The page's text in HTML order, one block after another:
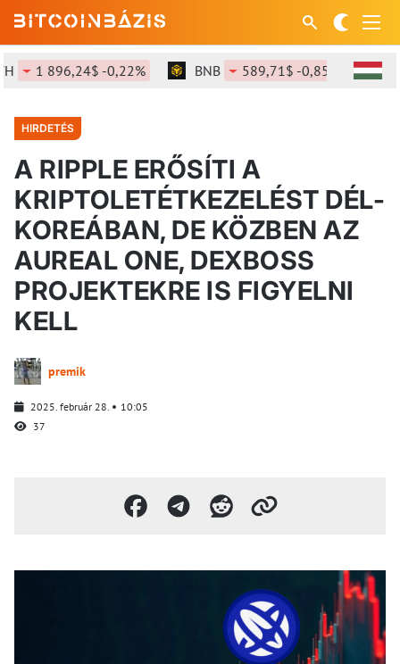
1 896,24$ -0,22% BNB 589,71$ -0,85% SOL
HIRDETÉS
A RIPPLE ERŐSÍTI A
KRIPTOLETÉTKEZELÉST DÉL-
KOREÁBAN, DE KÖZBEN AZ
AUREAL ONE, DEXBOSS
PROJEKTEKRE IS FIGYELNI
KELL
premik
2025. február 28.
10:05
37